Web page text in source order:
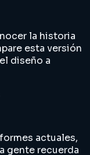
la historia
esta versión
diseño a
actuales,
gente recuerda